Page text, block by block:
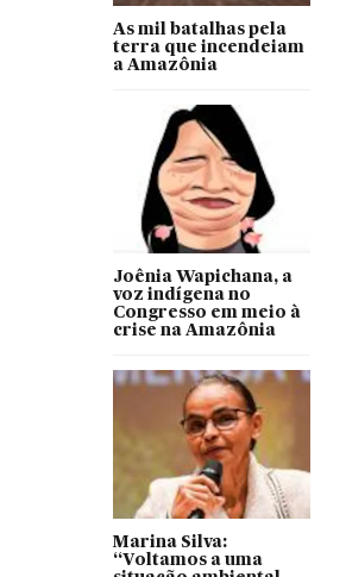
As mil batalhas pela
terra que incendeiam
a Amazônia
Joênia Wapichana, a
voz indígena no
Congresso em meio à
crise na Amazônia
Marina Silva:
“Voltamos a uma